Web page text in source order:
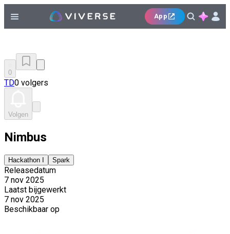
App
0
TD0 volgers
Volgen
Nimbus
Hackathon I Spark
Releasedatum
7 nov 2025
Laatst bijgewerkt
7 nov 2025
Beschikbaar op